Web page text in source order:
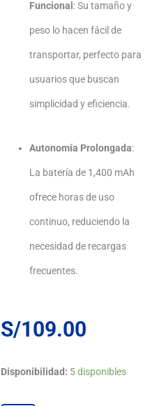
Funcional :Su tamaño y
peso lo hacen fácil de
transportar, perfecto para
usuarios que buscan
simplicidad y eficiencia.
Autonomía Prolongada:
La batería de 1,400 mAh
ofrece horas de uso
continuo, reduciendo la
necesidad de recargas
frecuentes.
S/109.00
Disponibilidad: 5 disponibles
Logic